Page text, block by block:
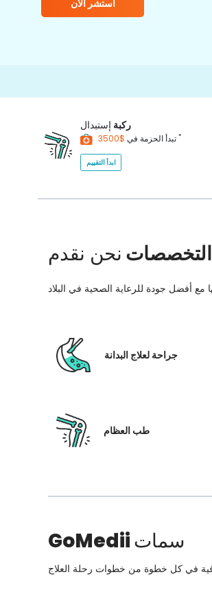
استشر الآن
ركبة إستبدال
تبدأ الحزمة في *
ابدأ التقييم
التخصصات نحن نقدم
جراحة لعلاج البدانة
طب العظام
GoMediiسمات